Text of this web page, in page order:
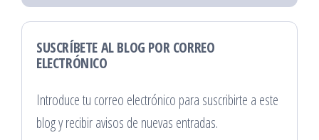
SUSCRÍBETE AL BLOG POR CORREO
ELECTRÓNICO
Introduce tu correo electrónico para suscribirte a este
blog y recibir avisos de nuevas entradas.